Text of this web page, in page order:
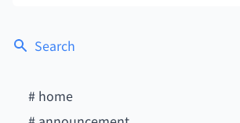
Search
# home